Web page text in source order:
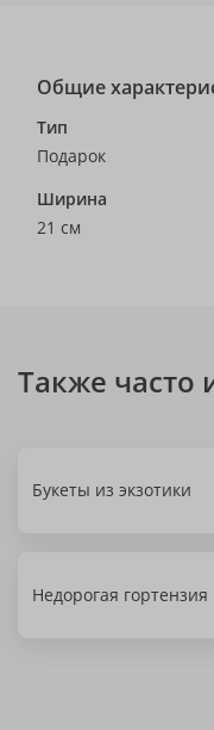
Общие
Тип
Подарок
Ширина
21 см
Также часто
Букеты из экзотики
Недорогая гортензия